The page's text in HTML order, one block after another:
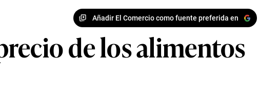
Añadir El Comercio como fuente preferida en
de los alimentos